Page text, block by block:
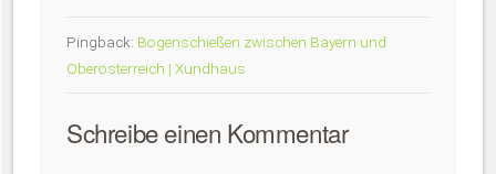
Pingback: Bogenschießen zwischen Bayern und
Oberösterreich | Xundhaus
Schreibe einen Kommentar